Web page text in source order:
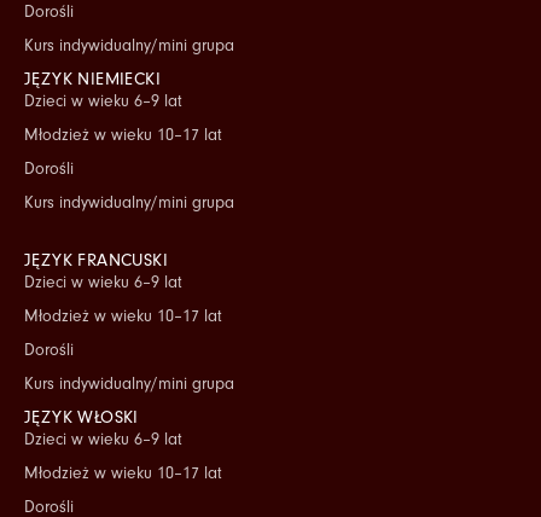
Dorośli
Kurs indywidualny/mini grupa
JĘZYK NIEMIECKI
Dzieci w wieku 6–9 lat
Młodzież w wieku 10–17 lat
Dorośli
Kurs indywidualny/mini grupa
JĘZYK FRANCUSKI
Dzieci w wieku 6–9 lat
Młodzież w wieku 10–17 lat
Dorośli
Kurs indywidualny/mini grupa
JĘZYK WŁOSKI
Dzieci w wieku 6–9 lat
Młodzież w wieku 10–17 lat
Dorośli